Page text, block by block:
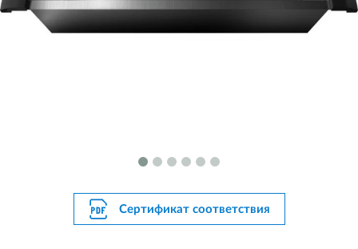
Сертификат соответствия